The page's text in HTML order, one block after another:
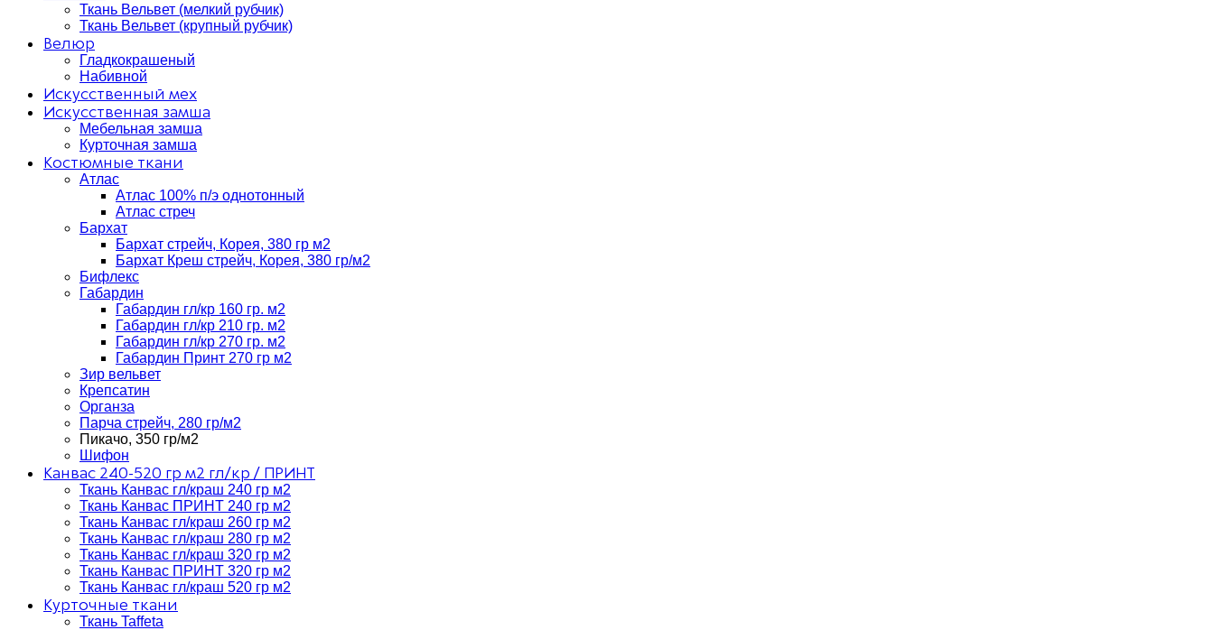
Ткань Вельвет (мелкий рубчик)
Ткань Вельвет (крупный рубчик)
Велюр
Гладкокрашеный
Набивной
Искусственный мех
Искусственная замша
Мебельная замша
Курточная замша
Костюмные ткани
Атлас
Атлас 100% п/э однотонный
Атлас стреч
Бархат
Бархат стрейч, Корея, 380 гр м2
Бархат Креш стрейч, Корея, 380 гр/м2
Бифлекс
Габардин
Габардин гл/кр 160 гр. м2
Габардин гл/кр 210 гр. м2
Габардин гл/кр 270 гр. м2
Габардин Принт 270 гр м2
Зир вельвет
Крепсатин
Органза
Парча стрейч, 280 гр/м2
Пикачо, 350 гр/м2
Шифон
Канвас 240-520 гр м2 гл/кр / ПРИНТ
Ткань Канвас гл/краш 240 гр м2
Ткань Канвас ПРИНТ 240 гр м2
Ткань Канвас гл/краш 260 гр м2
Ткань Канвас гл/краш 280 гр м2
Ткань Канвас гл/краш 320 гр м2
Ткань Канвас ПРИНТ 320 гр м2
Ткань Канвас гл/краш 520 гр м2
Курточные ткани
Ткань Taffeta